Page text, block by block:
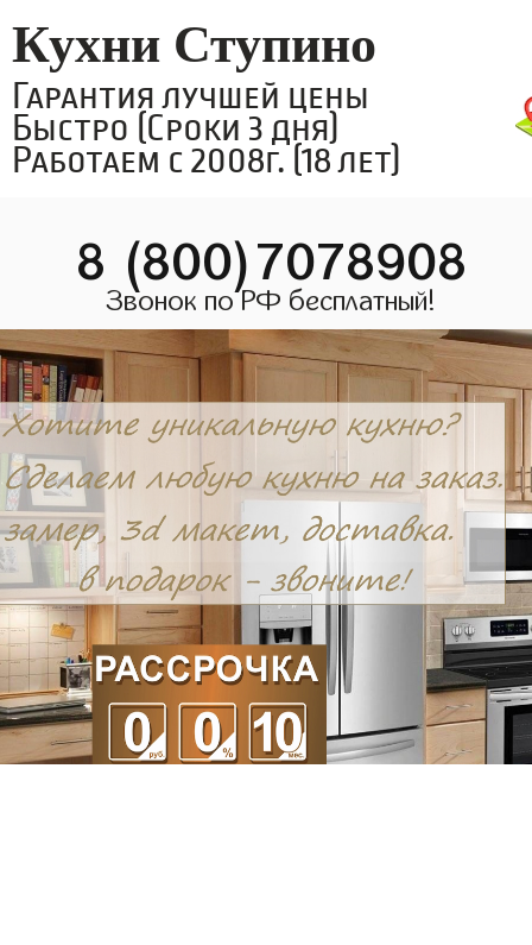
Кухни Ступино
Гарантия лучшей цены
Быстро (Сроки 3 дня)
Работаем с 2008г. (18 лет)
8 (800)7078908
Звонок по РФ бесплатный!